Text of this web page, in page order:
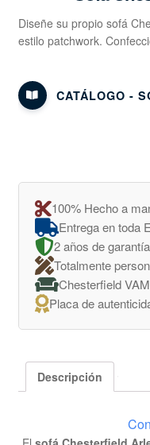
Diseñe su propio sofá
estilo patchwork.
CATÁLOGO -
100% Hecho a
Entrega en toda
2 años de garantía
Totalmente
Chesterfield
Placa de
Descripción